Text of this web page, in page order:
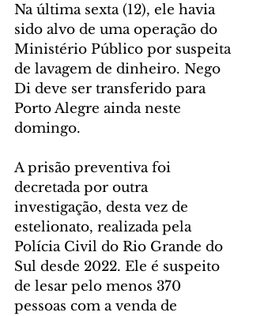
Na última sexta (12), ele havia
sido alvo de uma operação do
Ministério Público por suspeita
de lavagem de dinheiro. Nego
Di deve ser transferido para
Porto Alegre ainda neste
domingo.
A prisão preventiva foi
decretada por outra
investigação, desta vez de
estelionato, realizada pela
Polícia Civil do Rio Grande do
Sul desde 2022. Ele é suspeito
de lesar pelo menos 370
pessoas com a venda de